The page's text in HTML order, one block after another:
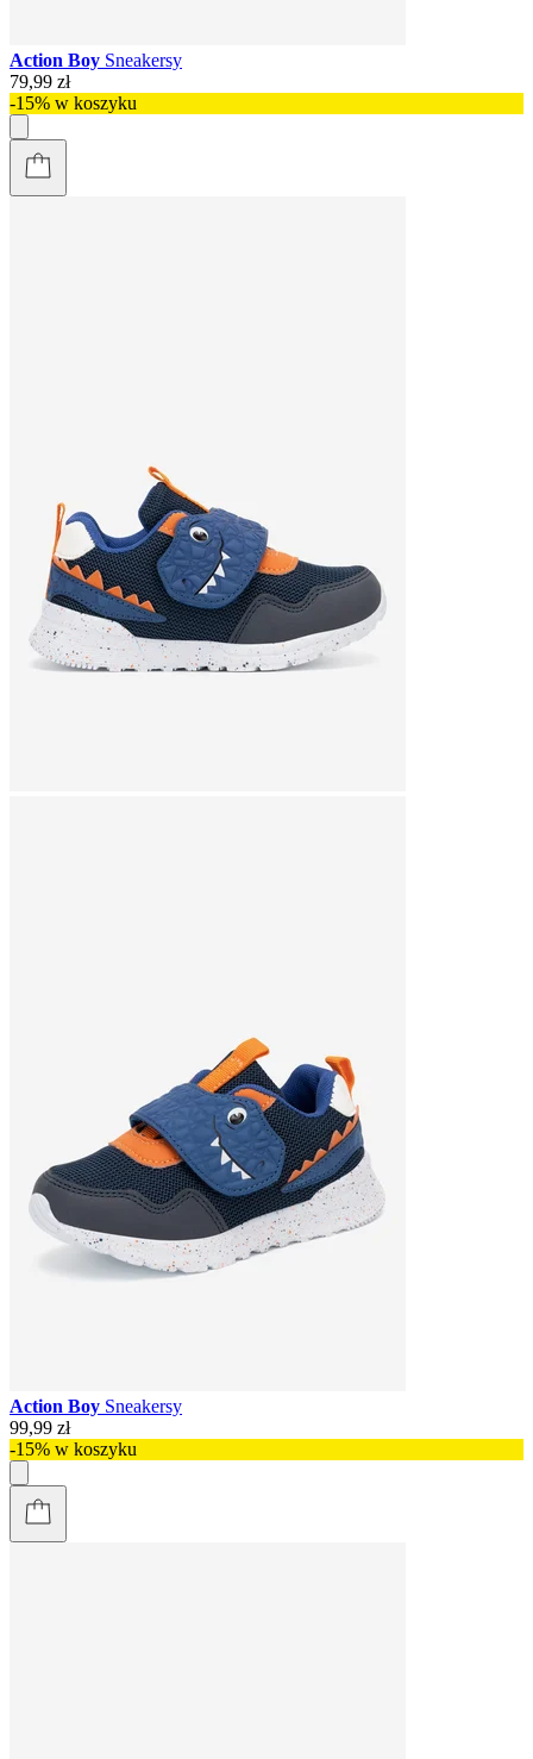
Action Boy Sneakersy
79,99 zł
-15% w koszyku
Action Boy Sneakersy
99,99 zł
-15% w koszyku